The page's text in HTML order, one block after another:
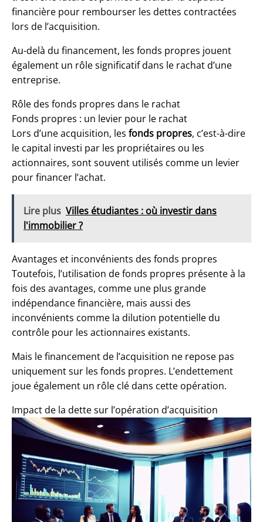
financière pour rembourser les dettes contractées
lors de l’acquisition.
Au-delà du financement, les fonds propres jouent
également un rôle significatif dans le rachat d’une
entreprise.
Rôle des fonds propres dans le rachat
Fonds propres : un levier pour le rachat
Lors d’une acquisition, les fonds propres, c’est-à-dire
le capital investi par les propriétaires ou les
actionnaires, sont souvent utilisés comme un levier
pour financer l’achat.
Lire plus Villes étudiantes : où investir dans
l'immobilier ?
Avantages et inconvénients des fonds propres
Toutefois, l’utilisation de fonds propres présente à la
fois des avantages, comme une plus grande
indépendance financière, mais aussi des
inconvénients comme la dilution potentielle du
contrôle pour les actionnaires existants.
Mais le financement de l’acquisition ne repose pas
uniquement sur les fonds propres. L’endettement
joue également un rôle clé dans cette opération.
Impact de la dette sur l’opération d’acquisition